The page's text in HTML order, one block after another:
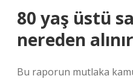
80 yaş üstü
nereden
Bu raporun mutlaka